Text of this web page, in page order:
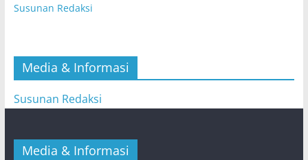
Susunan Redaksi
Media & Informasi
Susunan Redaksi
Media & Informasi